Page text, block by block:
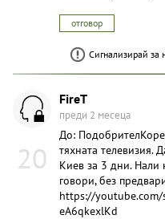
отговор
Сигнализирай за
20
FireT
преди 2 месеца
До:
тяхната телевизия.
Киев за 3 дни. Нали
говори, без
https://youtube.com/
eA6qkexlKd